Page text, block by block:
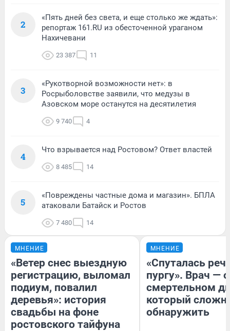
2
«Пять дней без света, и еще столько же ждать»:
репортаж 161.RU из обесточенной ураганом
Нахичевани
23 387 11
3
«Рукотворной возможности нет»: в
Росрыболовстве заявили, что медузы в
Азовском море останутся на десятилетия
9 740 4
4
Что взрывается над Ростовом? Ответ властей
8 485 14
5
«Повреждены частные дома и магазин». БПЛА
атаковали Батайск и Ростов
7 480 14
МНЕНИЕ
«Ветер снес выездную
регистрацию, выломал
подиум, повалил
деревья»: история
свадьбы на фоне
ростовского тайфуна
МНЕНИЕ
«Спуталась
пургу». Врач — о
смертельном
который
обнаружить